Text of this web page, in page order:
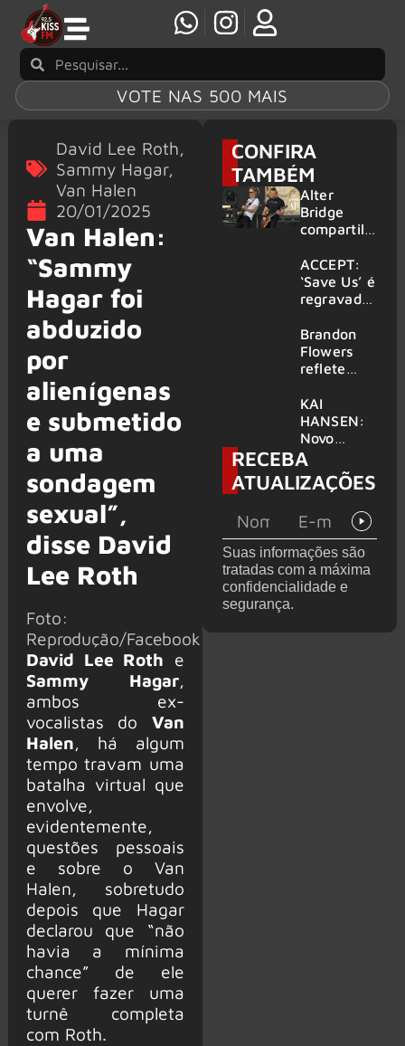
VOTE NAS 500 MAIS
David Lee Roth,
Sammy Hagar,
Van Halen
20/01/2025
Van Halen:
“Sammy
Hagar foi
abduzido
por
alienígenas
e submetido
a uma
sondagem
sexual”,
disse David
Lee Roth
Foto:
Reprodução/Facebook
David Lee Roth e
Sammy Hagar,
ambos ex-
vocalistas do Van
Halen, há algum
tempo travam uma
batalha virtual que
envolve,
evidentemente,
questões pessoais
e sobre o Van
Halen, sobretudo
depois que Hagar
declarou que “não
havia a mínima
chance” de ele
querer fazer uma
turnê completa
com Roth.
CONFIRA
TAMBÉM
Alter
Bridge
compartilh
vivo de
“Fortress”
gravada
am Ring
2026
ACCEPT:
‘Save Us’ é
regravada
membros
do GHOST
e KORN
Brandon
Flowers
reflete
futuro e
levanta
possibilida
de de
deixar os
palcos
KAI
HANSEN:
Novo
single
‘Welcome
To Life’ é
RECEBA
ATUALIZAÇÕES
Suas informações são
tratadas com a máxima
confidencialidade e
segurança.